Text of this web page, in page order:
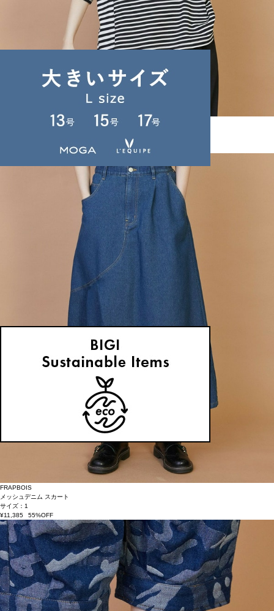
FRAPBOIS
メッシュデニム スカート
サイズ：1
¥11,385
55%OFF